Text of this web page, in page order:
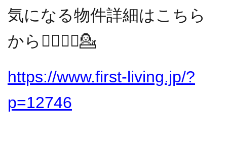
気になる物件詳細はこちら
から💁‍♀️💁‍♂️💁
https://www.first-living.jp/?
p=12746